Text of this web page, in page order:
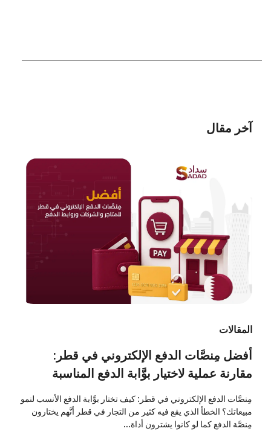
آخر مقال
المقالات
أفضل مِنصَّات الدفع الإلكتروني في قطر:
مقارنة عملية لاختيار بوَّابة الدفع المناسبة
مِنصَّات الدفع الإلكتروني في قطر: كيف تختار بوَّابة الدفع الأنسب لنمو
مبيعاتك؟ الخطأ الذي يقع فيه كثير من التجار في قطر أنَّهم يختارون
مِنصَّة الدفع كما لو كانوا يشترون أداة...